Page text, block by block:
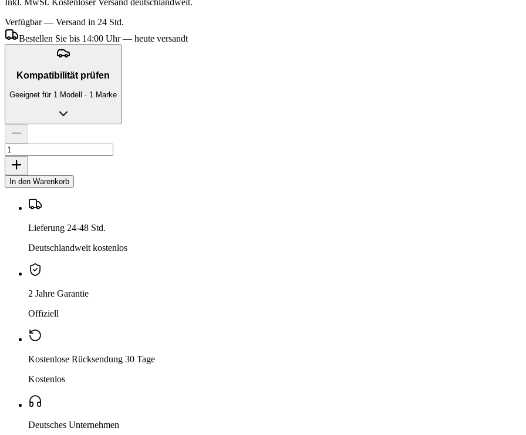
Verfügbar — Versand in 24 Std.
Bestellen Sie bis 14:00 Uhr — heute versandt
Kompatibilität prüfen
Geeignet für 1 Modell · 1 Marke
In den Warenkorb
Lieferung 24-48 Std.
Deutschlandweit kostenlos
2 Jahre Garantie
Offiziell
Kostenlose Rücksendung 30 Tage
Kostenlos
Deutsches Unternehmen